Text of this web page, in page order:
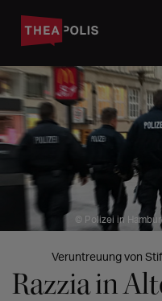
© Polizei in
Veruntreuung von
Razzia in